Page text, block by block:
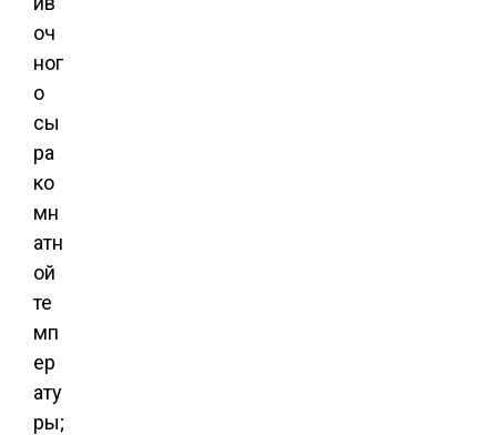
оч
ног
о
сы
ра
ко
мн
атн
ой
те
мп
ер
ату
ры;